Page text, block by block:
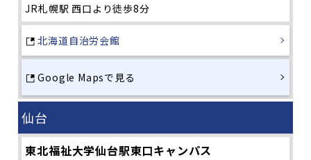
JR札幌駅 西口より徒歩8分
北海道自治労会館
Google Mapsで見る
仙台
東北福祉大学仙台駅東口キャンパス